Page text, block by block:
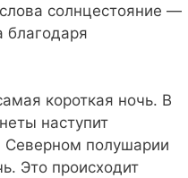
солнцестояние —
благодаря
короткая ночь. В
наступит
полушарии
Это происходит